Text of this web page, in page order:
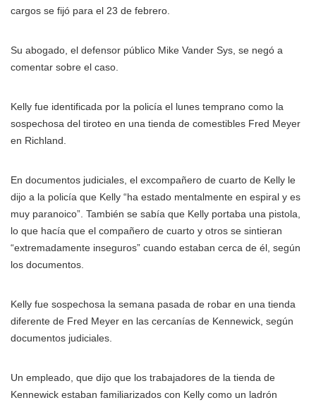
cargos se fijó para el 23 de febrero.
Su abogado, el defensor público Mike Vander Sys, se negó a
comentar sobre el caso.
Kelly fue identificada por la policía el lunes temprano como la
sospechosa del tiroteo en una tienda de comestibles Fred Meyer
en Richland.
En documentos judiciales, el excompañero de cuarto de Kelly le
dijo a la policía que Kelly “ha estado mentalmente en espiral y es
muy paranoico”. También se sabía que Kelly portaba una pistola,
lo que hacía que el compañero de cuarto y otros se sintieran
“extremadamente inseguros” cuando estaban cerca de él, según
los documentos.
Kelly fue sospechosa la semana pasada de robar en una tienda
diferente de Fred Meyer en las cercanías de Kennewick, según
documentos judiciales.
Un empleado, que dijo que los trabajadores de la tienda de
Kennewick estaban familiarizados con Kelly como un ladrón